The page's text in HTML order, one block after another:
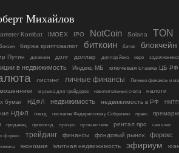
Михайлов
Kombat IMOEX IPO NotCoin Solana TON
бензин биржа криптовалют биткоин биток блокчейн
Путин догикоин долг доллар доллар йена евро
в недвижимость Индекс МБ
ключевая ставка ЦБ РФ
листинг личные финансы Личные финансы и
мошенники музыка для трейдеров накопительные счета
налоги
бумаг НДФЛ недвижимость недвижимость в РФ НМТП
НДФЛ поезд послание Федеральному Собранию право
продавец промокод пузырь путешествие рентал про
самолет
форекс трейдинг финансы фондовый рынок форекс
экономия элитная недвижимость эфириум